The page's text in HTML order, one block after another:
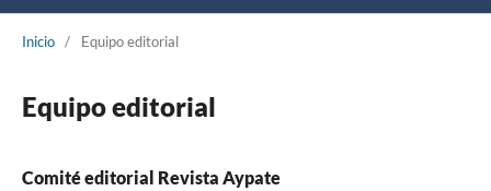
Inicio / Equipo editorial
Equipo editorial
Comité editorial Revista Aypate